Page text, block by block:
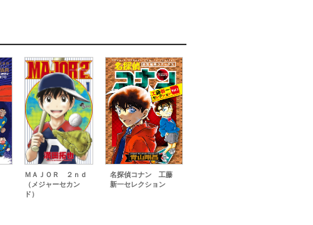
ＭＡＪＯＲ ２ｎｄ
（メジャーセカン
ド）
名探偵コナン 工藤
新一セレクション